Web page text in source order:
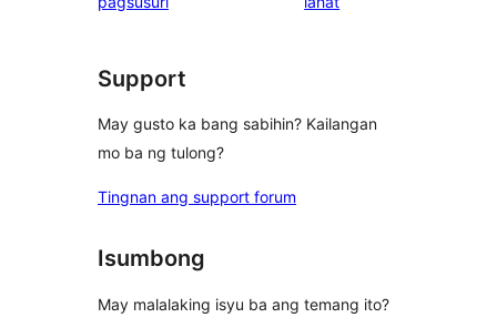
reviews
Support
May gusto ka bang sabihin? Kailangan
mo ba ng tulong?
Tingnan ang support forum
Isumbong
May malalaking isyu ba ang temang ito?